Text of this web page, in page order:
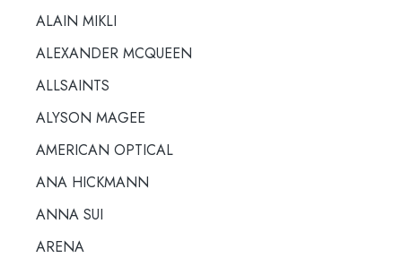
ALAIN MIKLI
ALEXANDER MCQUEEN
ALLSAINTS
ALYSON MAGEE
AMERICAN OPTICAL
ANA HICKMANN
ANNA SUI
ARENA